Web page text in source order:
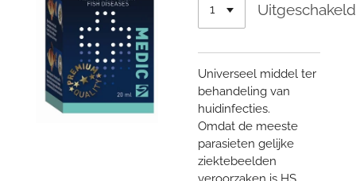
Uitgeschakeld
Universeel middel ter
behandeling van
huidinfecties.
Omdat de meeste
parasieten gelijke
ziektebeelden